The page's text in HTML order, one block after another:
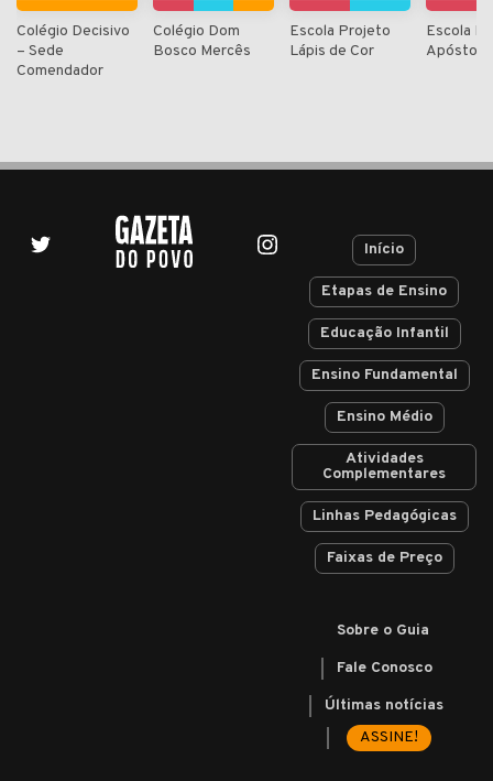
Colégio Decisivo
– Sede
Comendador
Colégio Dom
Bosco Mercês
Escola Projeto
Lápis de Cor
Escola
Apóstolo
Início
Etapas de Ensino
Educação Infantil
Ensino Fundamental
Ensino Médio
Atividades
Complementares
Linhas Pedagógicas
Faixas de Preço
Sobre o Guia
Fale Conosco
Últimas notícias
ASSINE!